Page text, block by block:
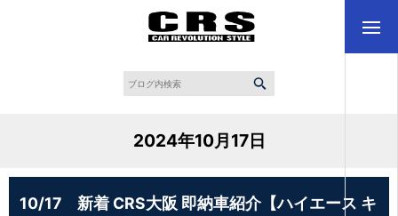
2024年10月17日
10/17 新着 CRS大阪 即納車紹介【ハイエース キ